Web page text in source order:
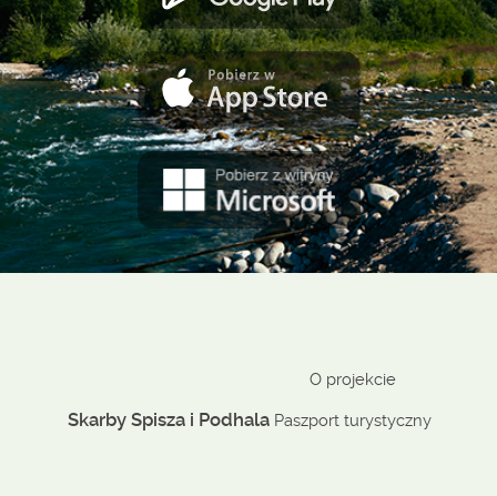
Skarby Spisza i Podhala
O projekcie
Paszport turystyczny